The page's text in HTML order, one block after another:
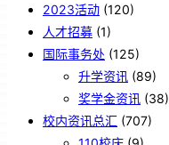
2023活动 (120)
人才招募 (1)
国际事务处 (125)
升学资讯 (89)
奖学金资讯 (38)
校内资讯总汇 (707)